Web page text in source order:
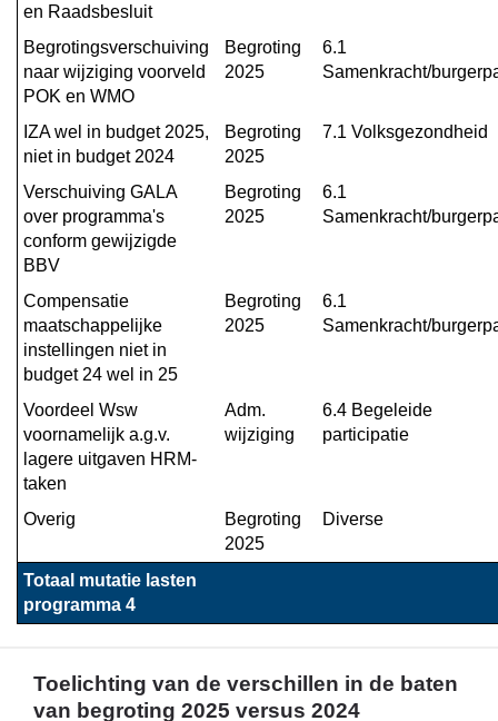
en Raadsbesluit
Begrotingsverschuiving
naar wijziging voorveld
POK en WMO
Begroting
2025
6.1
Samenkracht/
IZA wel in budget 2025,
niet in budget 2024
Begroting
2025
7.1 Volksgezondheid
Verschuiving GALA
over programma's
conform gewijzigde
BBV
Begroting
2025
6.1
Samenkracht/
Compensatie
maatschappelijke
instellingen niet in
budget 24 wel in 25
Begroting
2025
6.1
Samenkracht/
Voordeel Wsw
voornamelijk a.g.v.
lagere uitgaven HRM-
taken
Adm.
wijziging
6.4 Begeleide
participatie
Overig
Begroting
2025
Diverse
Totaal mutatie lasten
programma 4
Toelichting van de verschillen in de baten
van begroting 2025 versus 2024